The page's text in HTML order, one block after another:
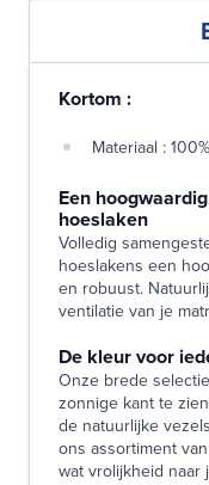
Kortom :
Materiaal :
Een
hoeslaken
Volledig
hoeslakens een
en robuust.
ventilatie van je
De kleur voor
Onze brede
zonnige kant te
de natuurlijke
ons assortiment
wat vrolijkheid naar